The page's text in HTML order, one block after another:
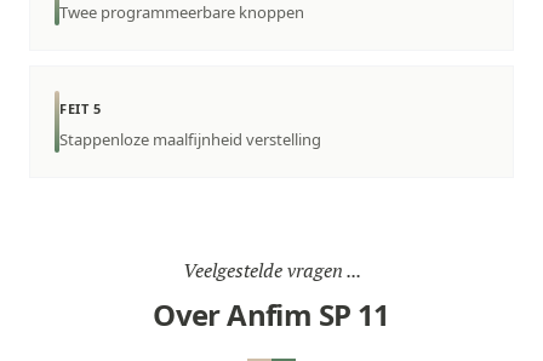
Twee programmeerbare knoppen
FEIT 5
Stappenloze maalfijnheid verstelling
Veelgestelde vragen ...
Over Anfim SP 11